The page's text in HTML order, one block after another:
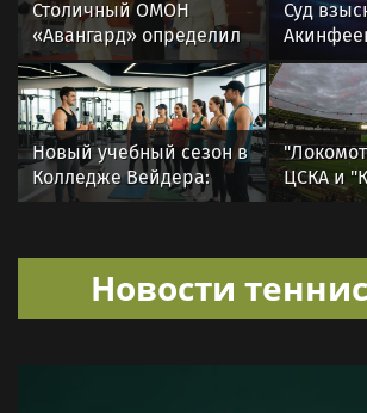
«Бавария» — «Астон Вилла»: во
товарищеского матча, где
трансляцию
Все виды спорта на
Столичный ОМОН
Суд